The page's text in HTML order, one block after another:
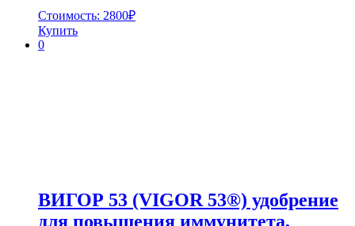
Стоимость: 2800₽
Купить
0
ВИГОР 53 (VIGOR 53®) удобрение
для повышения иммунитета,